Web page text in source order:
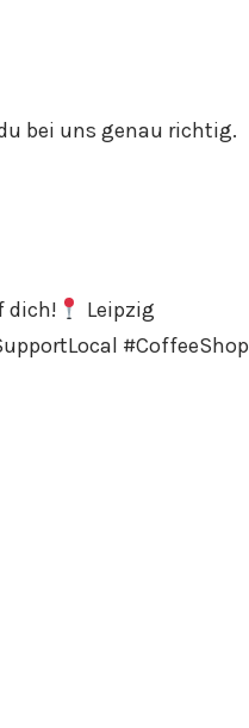
bei uns genau richtig.
dich!
Leipzig
#CoffeeShop